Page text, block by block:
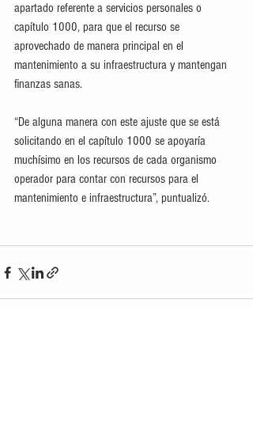
apartado referente a servicios personales o
capítulo 1000, para que el recurso se
aprovechado de manera principal en el
mantenimiento a su infraestructura y mantengan
finanzas sanas.
“De alguna manera con este ajuste que se está
solicitando en el capítulo 1000 se apoyaría
muchísimo en los recursos de cada organismo
operador para contar con recursos para el
mantenimiento e infraestructura”, puntualizó.